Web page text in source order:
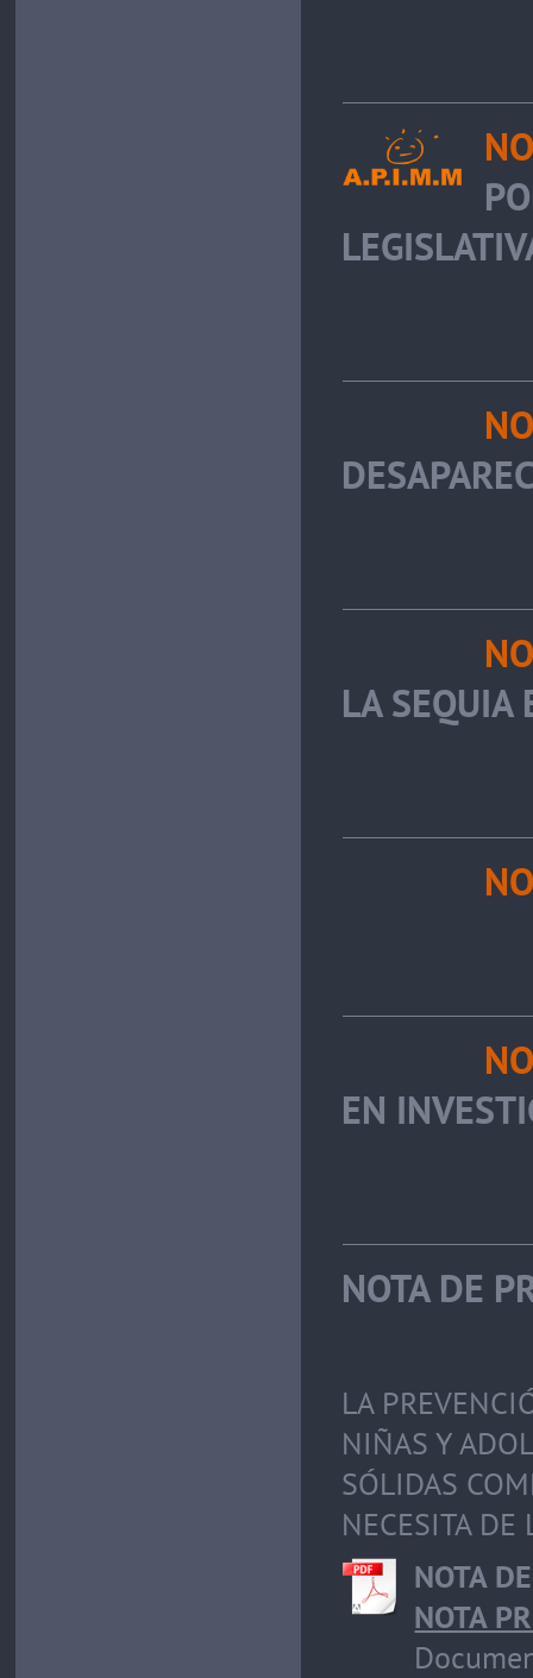
LA SEQUIA
EN
NOTA DE
LA
NIÑAS Y
SÓLIDAS
NECESITA DE
NOTA
NOTA